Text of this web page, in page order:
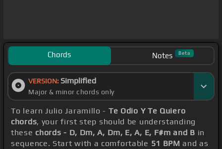
Chords Notes Beta
VERSION: Simplified
Major & minor chords only
To learn Julio Jaramillo - Te Odio Y Te Quiero
chords, your first step should be understanding
these chords - D, Dm, A, Dm, E, A, E, F#m and B in
sequence. Start with a comfortable 51 BPM and as